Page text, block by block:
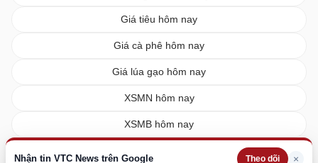
Nhận tin VTC News trên Google Theo dõi ×
Giá tiêu hôm nay
Giá cà phê hôm nay
Giá lúa gạo hôm nay
XSMN hôm nay
XSMB hôm nay